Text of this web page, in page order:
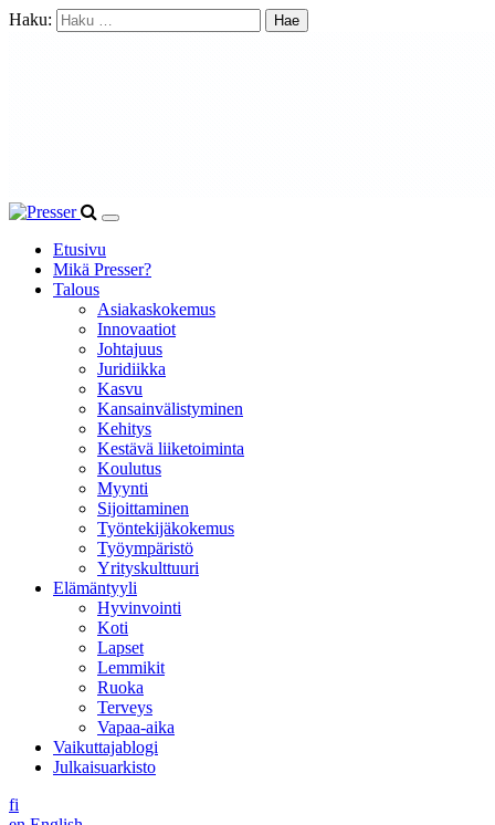
Haku:
Etusivu
Mikä Presser?
Talous
Asiakaskokemus
Innovaatiot
Johtajuus
Juridiikka
Kasvu
Kansainvälistyminen
Kehitys
Kestävä liiketoiminta
Koulutus
Myynti
Sijoittaminen
Työntekijäkokemus
Työympäristö
Yrityskulttuuri
Elämäntyyli
Hyvinvointi
Koti
Lapset
Lemmikit
Ruoka
Terveys
Vapaa-aika
Vaikuttajablogi
Julkaisuarkisto
fi